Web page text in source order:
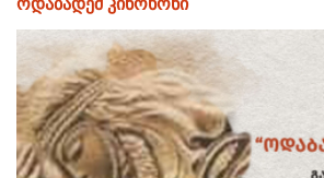
ოდაბადეშ კინოხონი